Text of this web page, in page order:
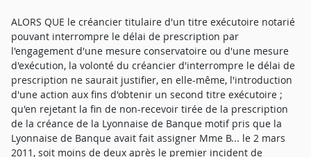
ALORS QUE le créancier titulaire d'un titre exécutoire notarié
pouvant interrompre le délai de prescription par
l'engagement d'une mesure conservatoire ou d'une mesure
d'exécution, la volonté du créancier d'interrompre le délai de
prescription ne saurait justifier, en elle-même, l'introduction
d'une action aux fins d'obtenir un second titre exécutoire ;
qu'en rejetant la fin de non-recevoir tirée de la prescription
de la créance de la Lyonnaise de Banque motif pris que la
Lyonnaise de Banque avait fait assigner Mme B... le 2 mars
2011, soit moins de deux après le premier incident de